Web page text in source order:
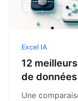
Excel IA
12
de
Choisissez
Une